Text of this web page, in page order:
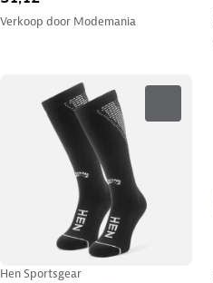
Verkoop door Modemania
Hen Sportsgear